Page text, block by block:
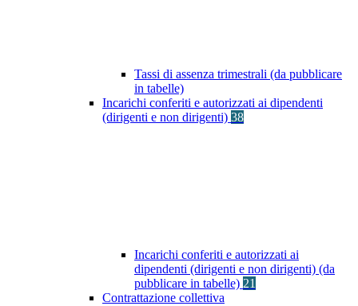
Tassi di assenza trimestrali (da pubblicare
in tabelle)
Incarichi conferiti e autorizzati ai dipendenti
(dirigenti e non dirigenti) 38
Incarichi conferiti e autorizzati ai
dipendenti (dirigenti e non dirigenti) (da
pubblicare in tabelle) 21
Contrattazione collettiva